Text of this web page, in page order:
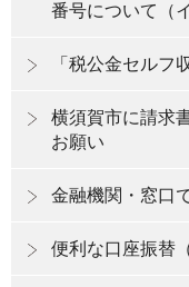
番号について（
「税公金セルフ
横須賀市に請求
お願い
金融機関・窓口
便利な口座振替